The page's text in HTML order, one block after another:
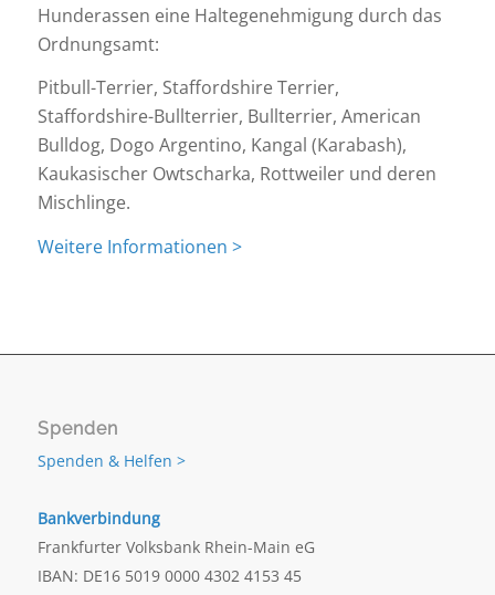
Hunderassen eine Haltegenehmigung durch das
Ordnungsamt:
Pitbull-Terrier, Staffordshire Terrier,
Staffordshire-Bullterrier, Bullterrier, American
Bulldog, Dogo Argentino, Kangal (Karabash),
Kaukasischer Owtscharka, Rottweiler und deren
Mischlinge.
Weitere Informationen >
Spenden
Spenden & Helfen >
Bankverbindung
Frankfurter Volksbank Rhein-Main eG
IBAN: DE16 5019 0000 4302 4153 45